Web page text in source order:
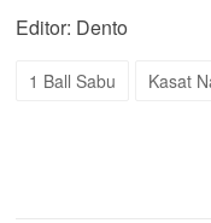
Editor: Dento
1 Ball Sabu Kasat